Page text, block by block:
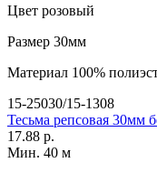
Цвет розовый
Размер 30мм
Материал 100%
15-25030/15-1308
Тесьма репсовая 30мм
17.88 р.
Мин. 40 м